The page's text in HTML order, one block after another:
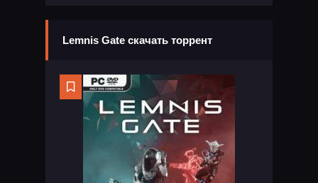
Lemnis Gate скачать торрент